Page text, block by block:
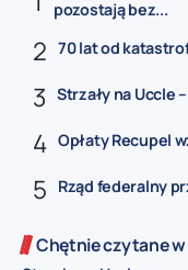
pozostają bez...
70 lat od
Strzały na Uccle
Opłaty Recupel
Rząd federalny
Chętnie czytane